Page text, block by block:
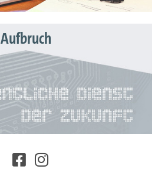
Aufbruch